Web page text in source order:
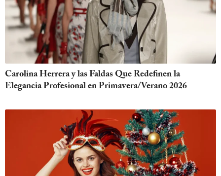
Carolina Herrera y las Faldas Que Redefinen la
Elegancia Profesional en Primavera/Verano 2026